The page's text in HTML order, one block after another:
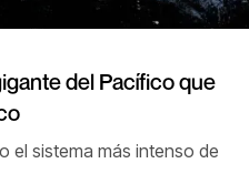
del Pacífico que
el sistema más intenso de